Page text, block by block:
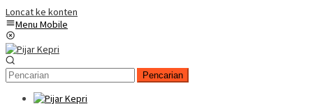
Loncat ke konten
Menu Mobile
Pencarian